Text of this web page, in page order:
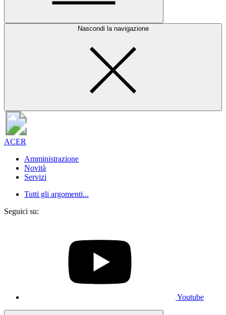
Nascondi la navigazione
ACER
Amministrazione
Novità
Servizi
Tutti gli argomenti...
Seguici su:
Youtube